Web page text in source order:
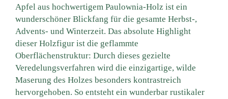
Apfel aus hochwertigem Paulownia-Holz ist ein
wunderschöner Blickfang für die gesamte Herbst-,
Advents- und Winterzeit. Das absolute Highlight
dieser Holzfigur ist die geflammte
Oberflächenstruktur: Durch dieses gezielte
Veredelungsverfahren wird die einzigartige, wilde
Maserung des Holzes besonders kontrastreich
hervorgehoben. So entsteht ein wunderbar rustikaler